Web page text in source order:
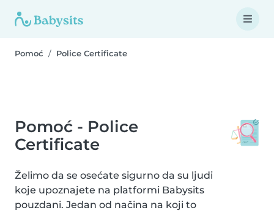
Pomoć Police Certificate
Pomoć - Police
Certificate
Želimo da se osećate sigurno da su ljudi
koje upoznajete na platformi Babysits
pouzdani. Jedan od načina na koji to